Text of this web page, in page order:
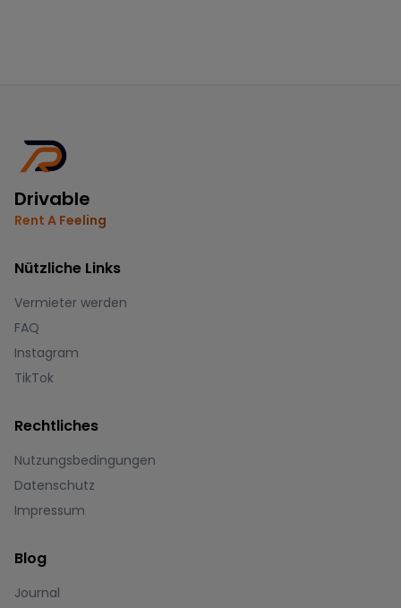
Drivable
Rent A Feeling
Nützliche Links
Vermieter werden
FAQ
Instagram
TikTok
Rechtliches
Nutzungsbedingungen
Datenschutz
Impressum
Blog
Journal